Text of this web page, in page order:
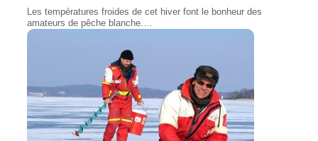
Les températures froides de cet hiver font le bonheur des
amateurs de pêche blanche.…